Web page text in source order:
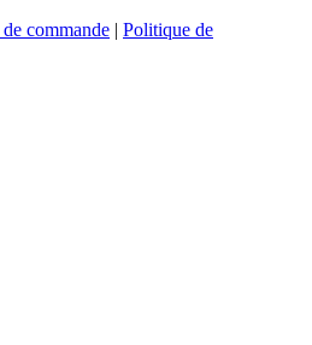
commande | Politique de